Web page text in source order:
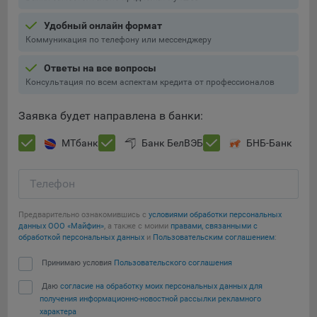
5.4. Создание и предоставление персонализированной
рекламы пользователю.
9.1. Технические (обязательные) файлы cookie, например,
применяемые при регистрации либо входе в систему, или
cookie используются в целях обеспечения корректной
работы сайтов и полноценного использования его
функционала пользователем, не могут быть отключены в
системах. Вместе с тем, пользователь может настроить
уведомлял пользователя об их использовании — но в таком
9.2. Функциональные файлы cookie, например,
определяющие имя пользователя. Данные файлы cookie
дополнительных функций сайтов, например, для хранения
предпочтений пользователя, в том числе имени
пользователя или выбора языка, и для предотвращения
повторных прохождений опросов пользователями.
Сохранить мои изменения
Удобный онлайн формат
Коммуникация по телефону или мессенджеру
Ответы на все вопросы
Консультация по всем аспектам кредита от профессионалов
Заявка будет направлена в банки:
МТбанк Банк БелВЭБ БНБ-Банк
Телефон
Предварительно ознакомившись с условиями обработки персональных
данных ООО «Майфин», а также с моими правами, связанными с
обработкой персональных данных и Пользовательским соглашением:
Принимаю условия Пользовательского соглашения
Даю согласие на обработку моих персональных данных для
получения информационно-новостной рассылки рекламного
характера